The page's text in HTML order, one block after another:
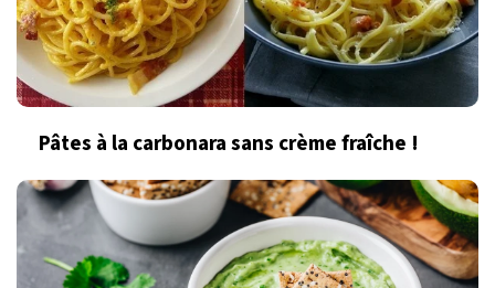
Pâtes à la carbonara sans crème fraîche !